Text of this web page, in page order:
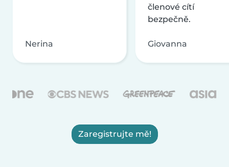
Nerina
členové cítí
bezpečně.
Giovanna
Zaregistrujte mě!